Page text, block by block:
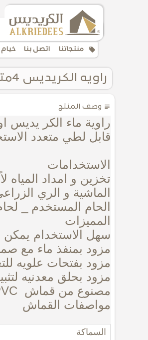
local_offer منتجاتنا اتصل بنا خيام
راويه الكريديس 4متر ×2 متر× 0.75 لتر 6000 لتر
subject وصف المنتج
راوية ماء الكر
قابل لطي متعدد
الاستخدامات
تخزين و امداد المياه
الماشية و الري
الحام المستخدم
المميزات
سهل الاستخدام يمكن
مزود بمنفذ ماء مع
مزود بفتحات علويه
مزود بحلق معدنيه
مصنوع من قماش
مواصفات القماش
السماكة